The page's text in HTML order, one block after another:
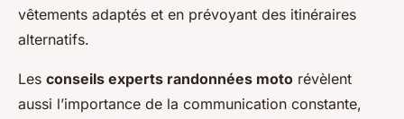
vêtements adaptés et en prévoyant des itinéraires
alternatifs.
Les conseils experts randonnées moto révèlent
aussi l’importance de la communication constante,